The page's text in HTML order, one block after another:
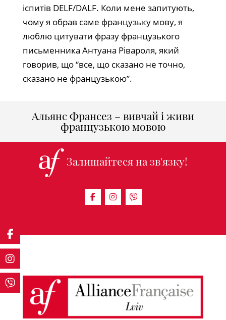
іспитів DELF/DALF. Коли мене запитують,
чому я обрав саме французьку мову, я
люблю цитувати фразу французького
письменника Антуана Рівароля, який
говорив, що “все, що сказано не точно,
сказано не французькою”.
Альянс Франсез – вивчай і живи
французькою мовою
Залишайтеся на зв'язку!